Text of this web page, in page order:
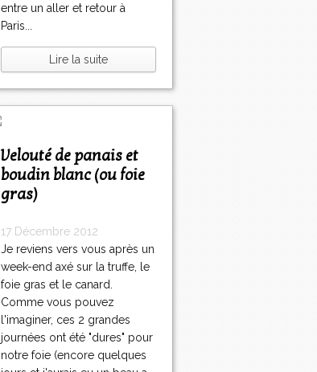
entre un aller et retour à
Paris...
Lire la suite
Velouté de panais et
boudin blanc (ou foie
gras)
17 Décembre 2012
Je reviens vers vous après un
week-end axé sur la truffe, le
foie gras et le canard.
Comme vous pouvez
l'imaginer, ces 2 grandes
journées ont été "dures" pour
notre foie (encore quelques